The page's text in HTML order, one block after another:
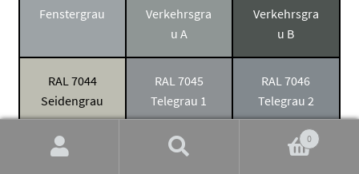
Fenstergrau
Verkehrsgra
u A
Verkehrsgra
u B
RAL 7044
Seidengrau
RAL 7045
Telegrau 1
RAL 7046
Telegrau 2
RAL 7047
RAL 7048
0